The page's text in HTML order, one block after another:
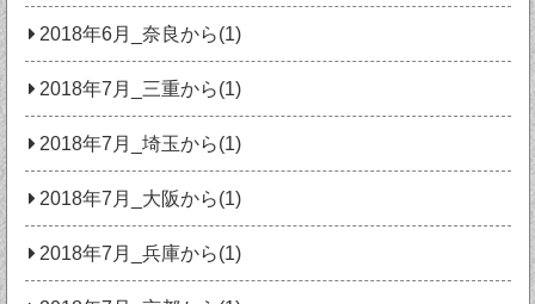
2018年6月_奈良から(1)
2018年7月_三重から(1)
2018年7月_埼玉から(1)
2018年7月_大阪から(1)
2018年7月_兵庫から(1)